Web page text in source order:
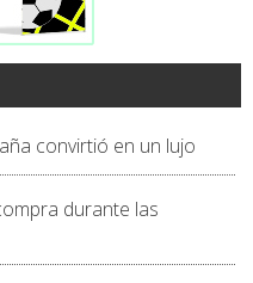
convirtió en un lujo
durante las